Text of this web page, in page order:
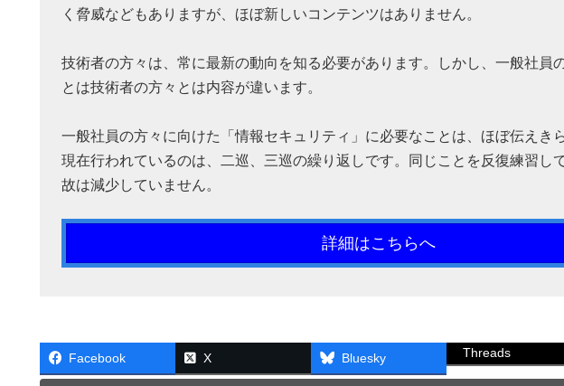
く脅威などもありますが、ほぼ新しいコンテンツはありません。
技術者の方々は、常に最新の動向を知る必要があります。しかし、一般社員
とは技術者の方々とは内容が違います。
一般社員の方々に向けた「情報セキュリティ」に必要なことは、ほぼ伝えき
現在行われているのは、二巡、三巡の繰り返しです。同じことを反復練習し
故は減少していません。
詳細はこちらへ
Facebook X Bluesky Threads